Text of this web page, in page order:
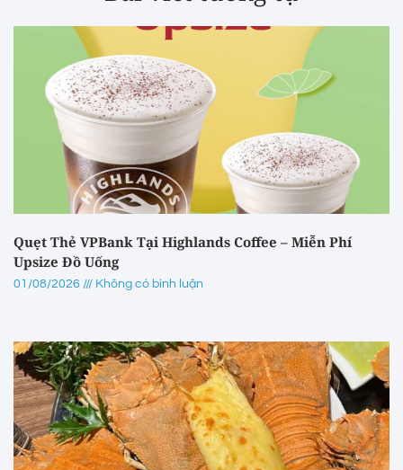
Quẹt Thẻ VPBank Tại Highlands Coffee – Miễn Phí
Upsize Đồ Uống
01/08/2026 Không có bình luận